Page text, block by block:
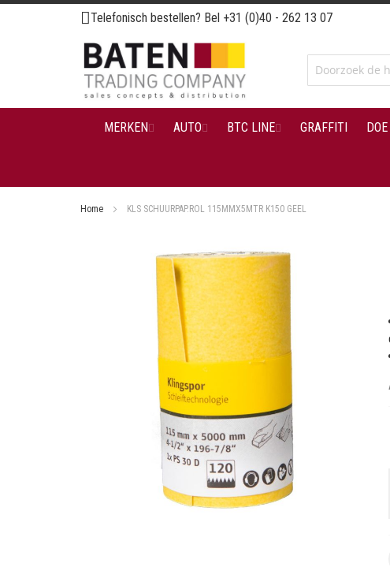
Ga
naar
de
inhoud
Telefonisch bestellen? Bel +31 (0)40 - 262 13 07
MERKEN AUTO BTC LINE GRAFFITI
Home KLS SCHUURPAP.ROL 115MMX5MTR K150 GEEL